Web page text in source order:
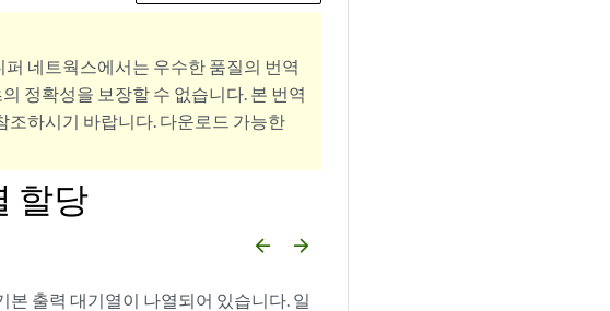
네트웍스에서는 우수한 품질의 번역
정확성을 보장할 수 없습니다. 본 번역
조하시기 바랍니다. 다운로드 가능한
할당
arrow_backward arrow_forward
출력 대기열이 나열되어 있습니다. 일